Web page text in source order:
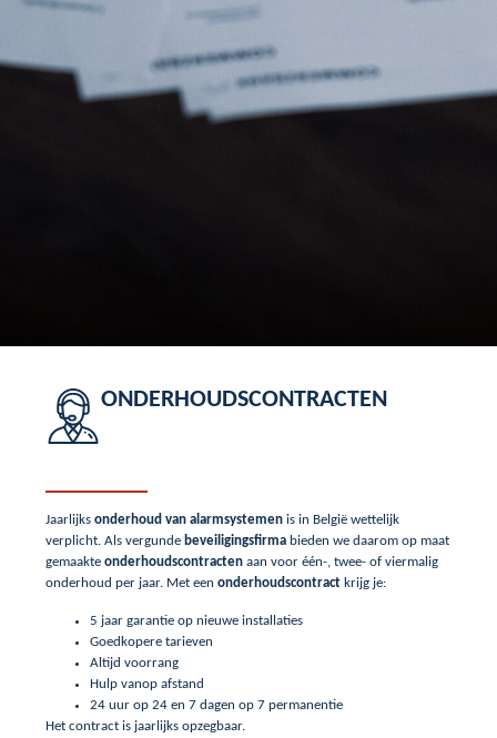
ONDERHOUDSCONTRACTEN
Jaarlijksonderhoud van alarmsystemenis in België wettelijk
verplicht. Als vergunde beveiligingsfirma bieden we daarom op maat
gemaakteonderhoudscontractenaan voor één-, twee- of viermalig
onderhoud per jaar. Met eenonderhoudscontract krijg je:
5 jaar garantie op nieuwe installaties
Goedkopere tarieven
Altijd voorrang
Hulp vanop afstand
24 uur op 24 en 7 dagen op 7 permanentie
Het contract is jaarlijks opzegbaar.